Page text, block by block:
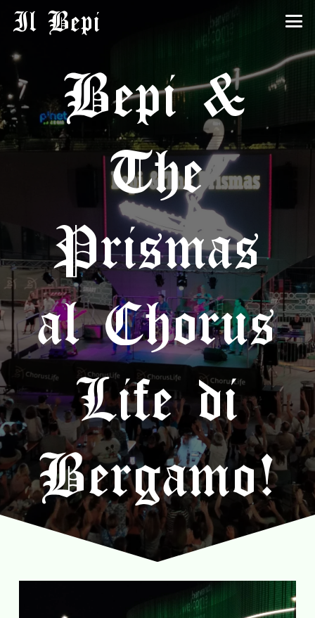
Il Bepi
Bepi &
The
Prismas
al Chorus
Life di
Bergamo!